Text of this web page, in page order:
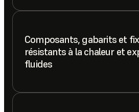
Composants, gabarits et
résistants à la chaleur et
fluides